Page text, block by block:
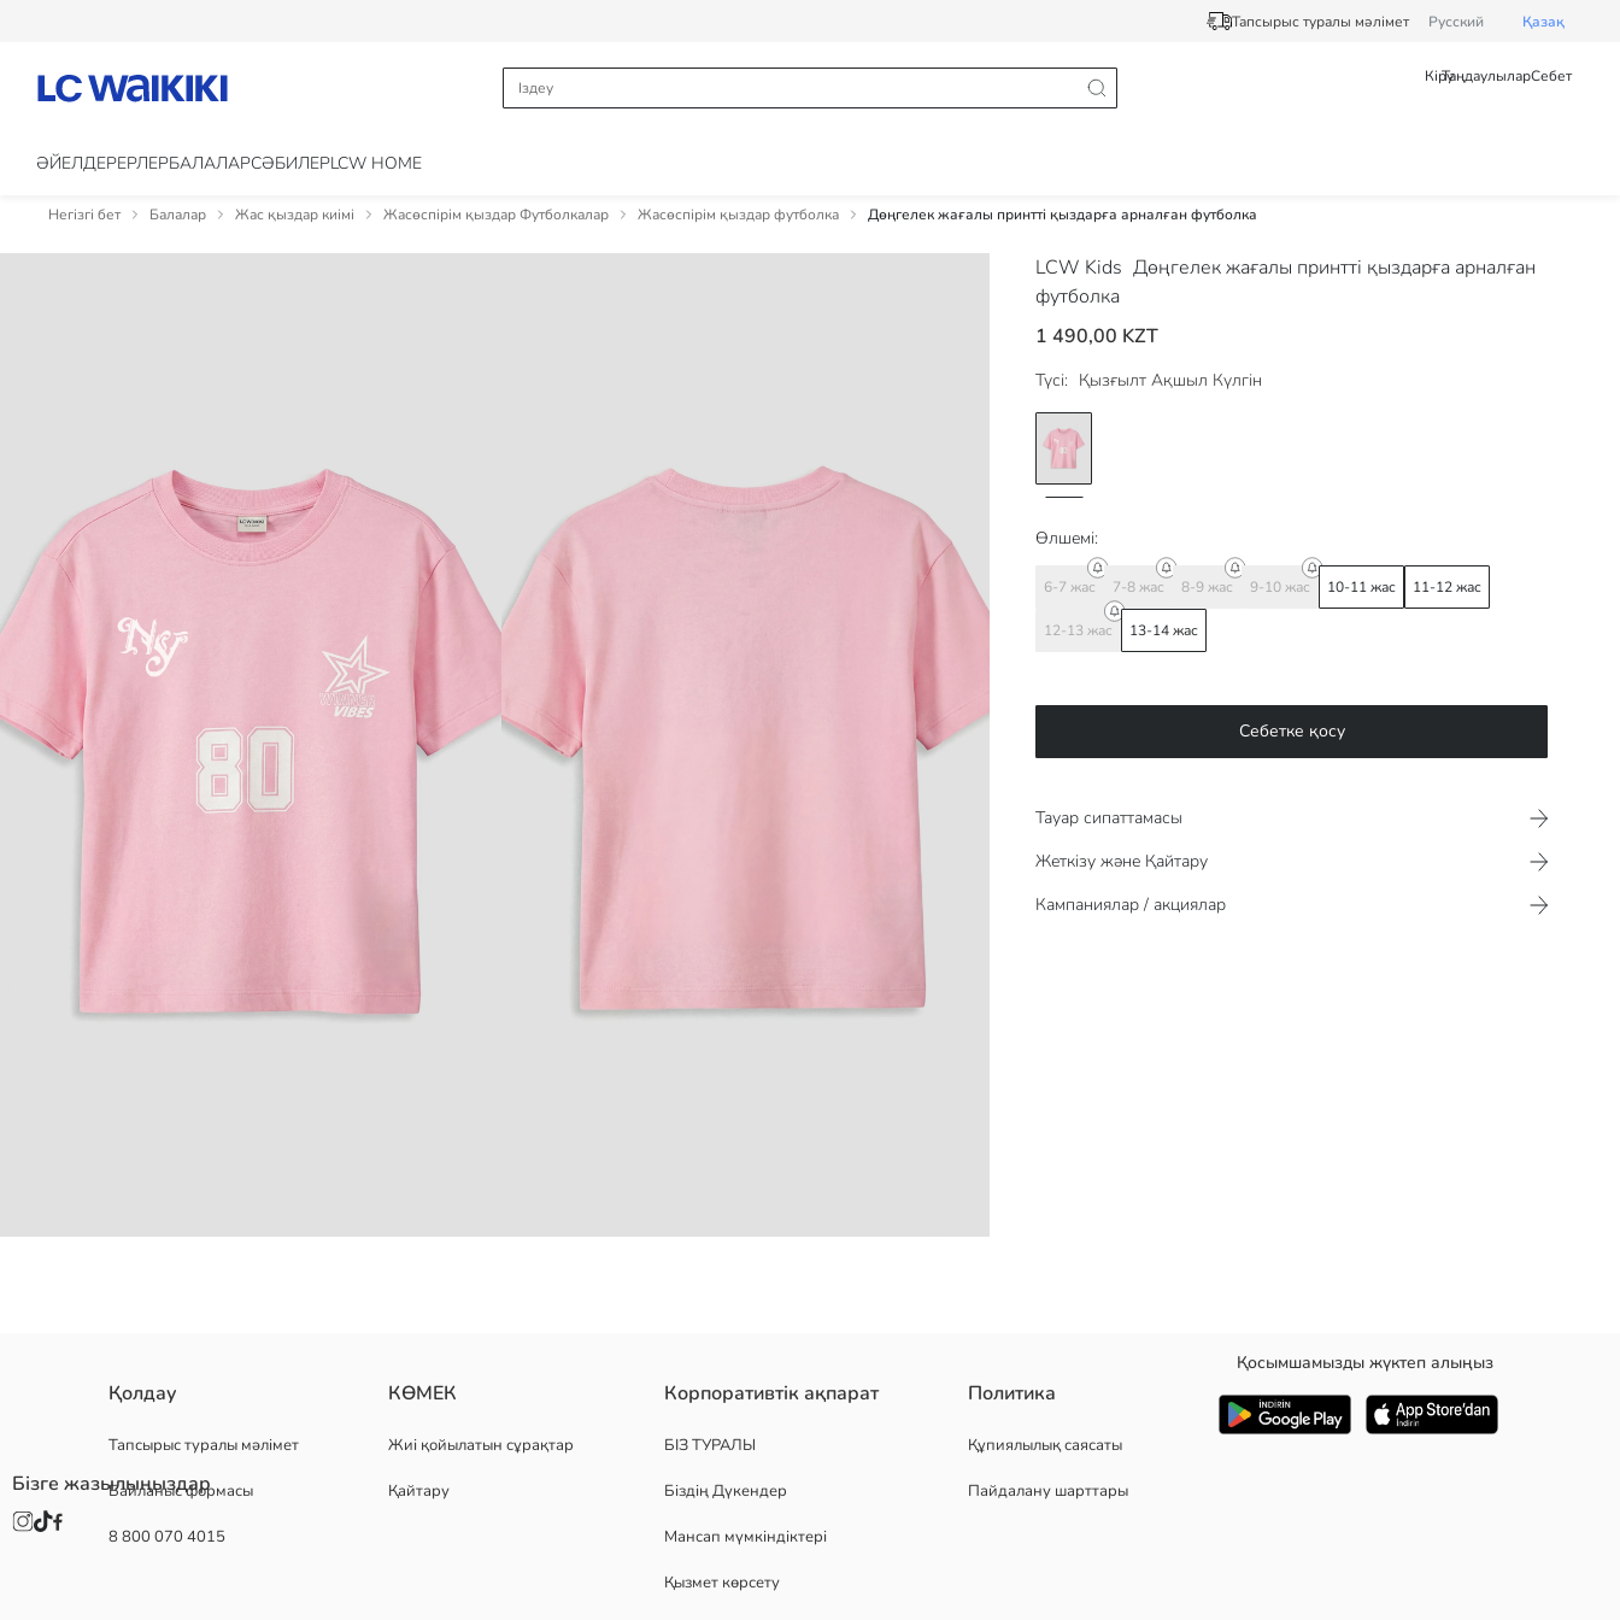
Тапсырыс туралы мәлімет Pусский Қазақ
КіруТаңдаулыларСебет
ӘЙЕЛДЕРЕРЛЕРБАЛАЛАРCӘБИЛЕРLCW HOME
Негізгі бет Балалар Жас қыздар киімі Жасөспірім қыздар Футболкалар Жасөспірім қыздар футболка Дөңгелек жағалы принтті қыздарға арналған футболка
LCW Kids Дөңгелек жағалы принтті қыздарға арналған
футболка
1 490,00 KZT
Түсі: Қызғылт Ақшыл Күлгін
Өлшемі:
6-7 жас 7-8 жас 8-9 жас 9-10 жас 10-11 жас 11-12 жас
12-13 жас 13-14 жас
Себетке қосу
Тауар сипаттамасы​​​​​
Жеткізу және Қайтару
Кампаниялар / акциялар
Бренд:
жыныс:
Қолдау
Тапсырыс туралы мәлімет
Байланыс формасы
8 800 070 4015
КӨМЕК
Жиі қойылатын сұрақтар
Қайтару
Корпоративтік ақпарат
БІЗ ТУРАЛЫ
Біздің Дүкендер
Мансап мүмкіндіктері
Қызмет көрсету
Политика
Құпиялылық саясаты
Пайдалану шарттары
Қосымшамызды жүктеп алыңыз
Бізге жазылыңыздар